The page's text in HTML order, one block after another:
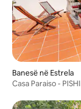
Banesë në Estrela
Casa Paraiso -